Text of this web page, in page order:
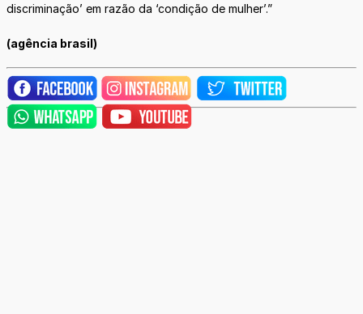
discriminação’ em razão da ‘condição de mulher’.”
(agência brasil)